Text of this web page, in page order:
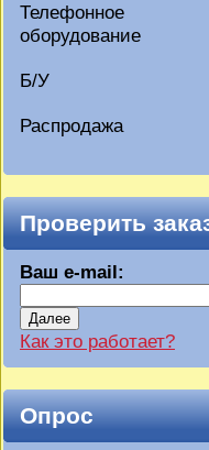
Телефонное
оборудование
Б/У
Распродажа
Проверить
Ваш e-mail:
Далее
Как это работает?
Опрос